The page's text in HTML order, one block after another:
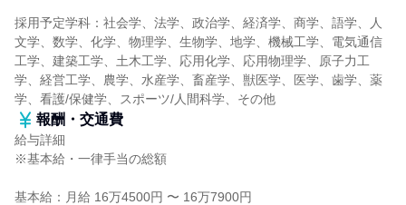
採用予定学科：社会学、法学、政治学、経済学、商学、語学、人
文学、数学、化学、物理学、生物学、地学、機械工学、電気通信
工学、建築工学、土木工学、応用化学、応用物理学、原子力工
学、経営工学、農学、水産学、畜産学、獣医学、医学、歯学、薬
学、看護/保健学、スポーツ/人間科学、その他
報酬・交通費
給与詳細
※基本給・一律手当の総額
基本給：月給 16万4500円 〜 16万7900円